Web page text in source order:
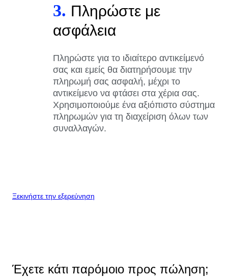
3. Πληρώστε με
ασφάλεια
Πληρώστε για το ιδιαίτερο αντικείμενό
σας και εμείς θα διατηρήσουμε την
πληρωμή σας ασφαλή, μέχρι το
αντικείμενο να φτάσει στα χέρια σας.
Χρησιμοποιούμε ένα αξιόπιστο σύστημα
πληρωμών για τη διαχείριση όλων των
συναλλαγών.
Ξεκινήστε την εξερεύνηση
Έχετε κάτι παρόμοιο προς πώληση;